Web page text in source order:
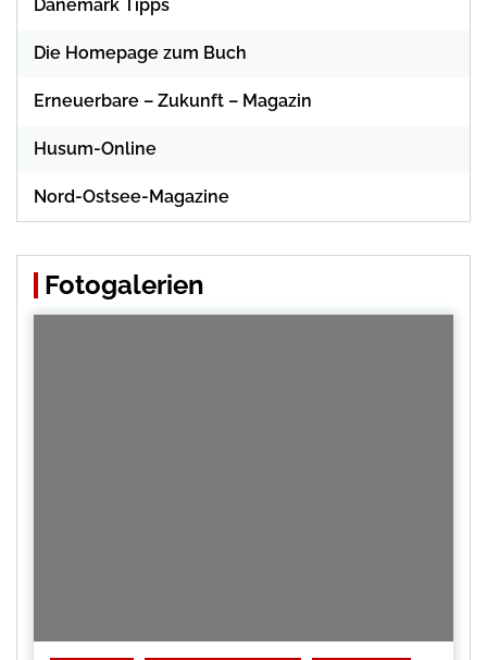
Dänemark Tipps
Die Homepage zum Buch
Erneuerbare – Zukunft – Magazin
Husum-Online
Nord-Ostsee-Magazine
Fotogalerien